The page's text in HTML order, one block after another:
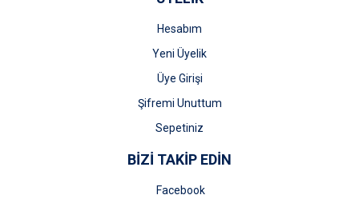
Hesabım
Yeni Üyelik
Üye Girişi
Şifremi Unuttum
Sepetiniz
BİZİ TAKİP EDİN
Facebook